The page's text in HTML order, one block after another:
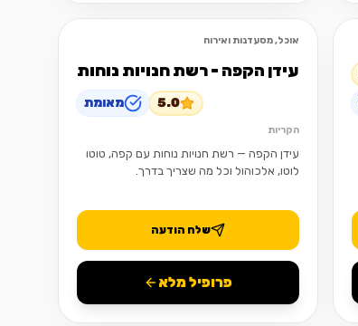
אוכל, מסעדנות ואירוח
עידן הקפה - רשת חנויות נוחות
5.0 מאומת
הקריות
עידן הקפה — רשת חנויות נוחות עם קפה, טוטו
לוטו, אלכוהול וכל מה שצריך בדרך.
שלח הודעה
פרופיל מלא